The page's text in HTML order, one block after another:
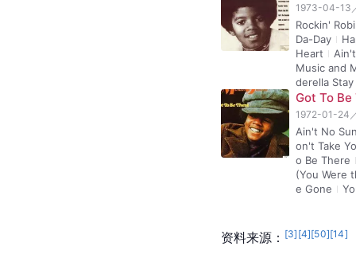
1973-04-13
Rockin'
Da-Day
Heart
Music and
derella
Got To
1972-01-24
Ain't No
on't Take
o Be There
(You Were
e Gone
资料来源： [3] [4][50][14]